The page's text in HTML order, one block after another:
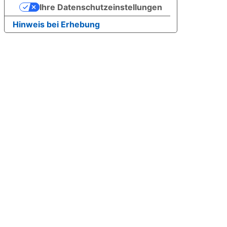
Hinweis bei Erhebung
Ihre Datenschutzeinstellungen